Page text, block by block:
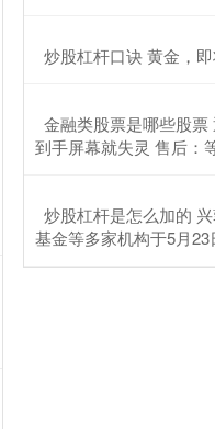
炒股杠杆口诀 黄金，
金融类股票是哪些股票
到手屏幕就失灵 售后：
炒股杠杆是怎么加的
基金等多家机构于5月23